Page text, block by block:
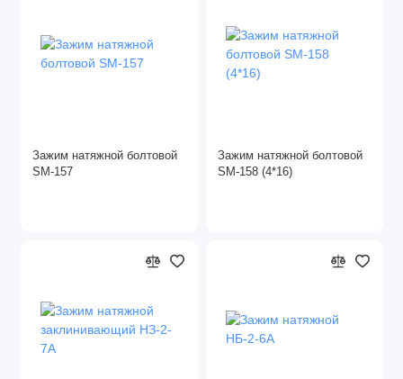
Зажим натяжной болтовой
SM-157
Зажим натяжной болтовой
SM-158 (4*16)